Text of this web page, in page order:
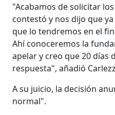
"Acabamos de solicitar
contestó y nos dijo que
que lo tendremos en el
Ahí conoceremos la
apelar y creo que 20 días
respuesta", añadió
A su juicio, la decisión
normal".